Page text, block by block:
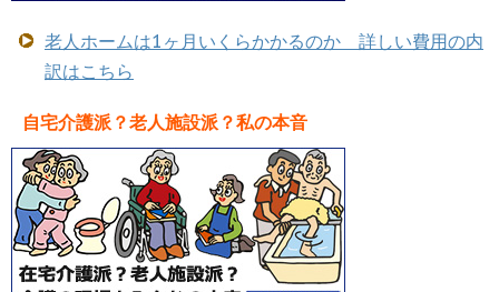
老人ホームは1ヶ月いくらかかるのか 詳しい費用の内
訳はこちら
自宅介護派？老人施設派？私の本音